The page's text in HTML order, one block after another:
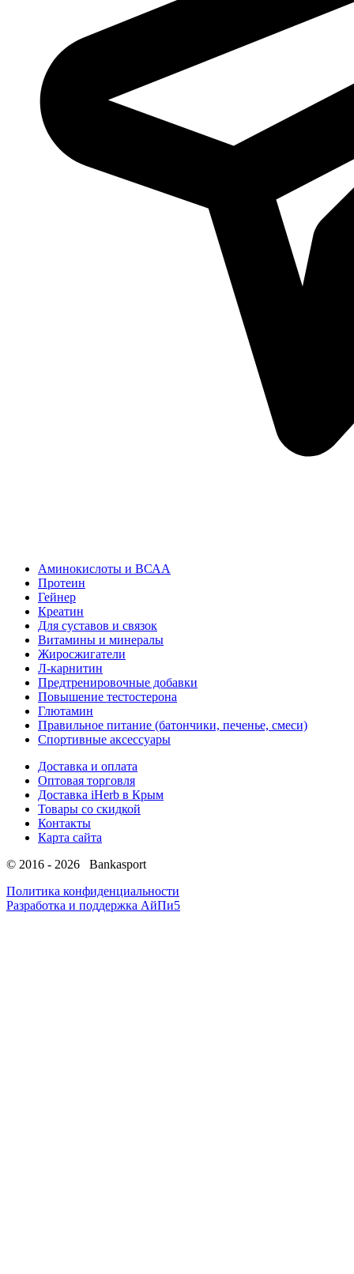
Аминокислоты и ВСАА
Протеин
Гейнер
Креатин
Для суставов и связок
Витамины и минералы
Жиросжигатели
Л-карнитин
Предтренировочные добавки
Повышение тестостерона
Глютамин
Правильное питание (батончики, печенье, смеси)
Спортивные аксессуары
Доставка и оплата
Оптовая торговля
Доставка iHerb в Крым
Товары со скидкой
Контакты
Карта сайта
© 2016 - 2026 Bankasport
Политика конфиденциальности
Разработка и поддержка АйПи5